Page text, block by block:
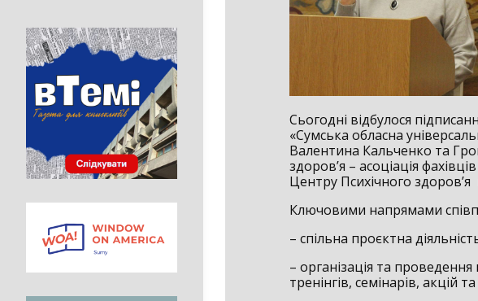
Сьогодні відбулося
«Сумська обласна
Валентина Кальченко та
здоров’я – асоціація
Центру Психічного
Ключовими напрямами
– спільна проєктна
– організація та
тренінгів, семінарів, акцій